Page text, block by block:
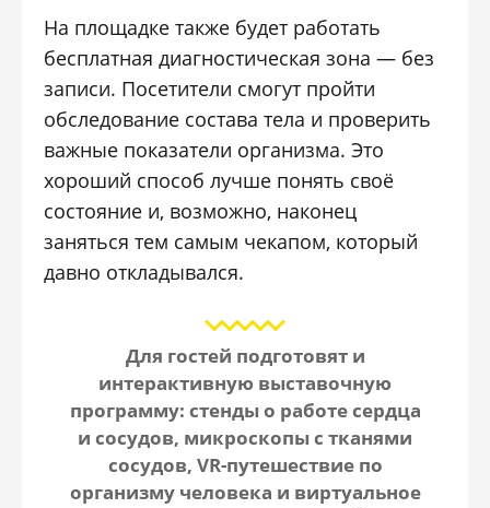
На площадке также будет работать
бесплатная диагностическая зона — без
записи. Посетители смогут пройти
обследование состава тела и проверить
важные показатели организма. Это
хороший способ лучше понять своё
состояние и, возможно, наконец
заняться тем самым чекапом, который
давно откладывался.
Для гостей подготовят и
интерактивную выставочную
программу: стенды о работе сердца
и сосудов, микроскопы с тканями
сосудов, VR-путешествие по
организму человека и виртуальное